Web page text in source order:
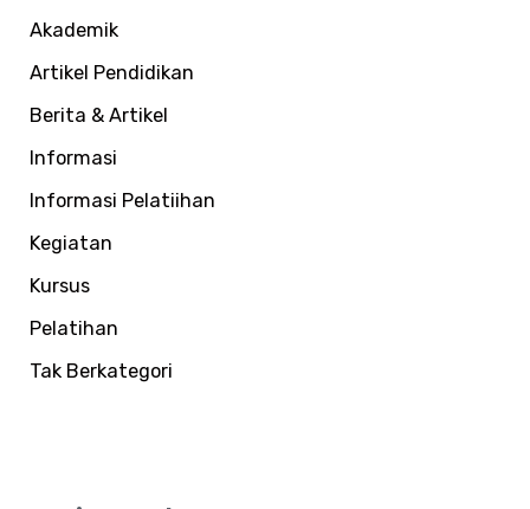
u
k
:
Akademik
Artikel Pendidikan
Berita & Artikel
Informasi
Informasi Pelatiihan
Kegiatan
Kursus
Pelatihan
Tak Berkategori